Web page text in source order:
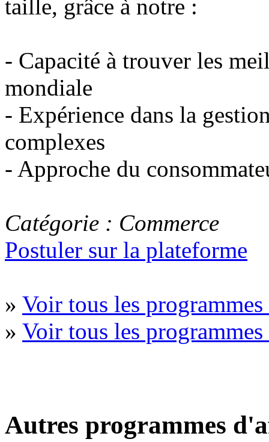
taille, grâce à notre :
- Capacité à trouver les
mondiale
- Expérience dans la
complexes
- Approche du
Catégorie : Commerce
Postuler sur la plateforme
» Voir tous les
» Voir tous les
Autres programmes